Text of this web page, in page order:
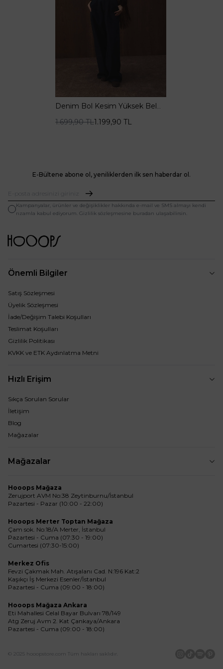
Denim Bol Kesim Yüksek Bel
1.699,90TL1.199,90 TL
E-Bültene abone ol, yeniliklerden ilk sen haberdar ol.
Kampanyalar, ürünler ve değişiklikler hakkında e-mail ve SMS almayı kendi
rızamla kabul ediyorum. Gizlilik sözleşmesine buradan ulaşabilirsin.
Önemli Bilgiler
Satış Sözleşmesi
Üyelik Sözleşmesi
İade/Değişim Talebi Koşulları
Teslimat Koşulları
Gizlilik Politikası
KVKK ve ETK Aydınlatma Metni
Hızlı Erişim
Sıkça Sorulan Sorular
İletişim
Blog
Mağazalar
Mağazalar
Hooops Mağaza
Zerujport AVM No:38 Zeytinburnu/İstanbul
Pazartesi - Pazar (10:00 - 22:00)
Hooops Merter Toptan Mağaza
Çam sok. No:18/A Merter, İstanbul
Pazartesi - Cuma (07:30 - 19:00)
Cumartesi (07:30-15:00)
Merkez Ofis
Fevzi Çakmak Mah. Atışalanı Cad. N:196 Kat:2
Kaşıkçı İş Merkezi Esenler/İstanbul
Pazartesi - Cuma (09:00 - 18:00)
Hooops Mağaza Ankara
Eti Mahallesi Celal Bayar Bulvarı 78/149
Atg Zeruj Avm 2. Kat Çankaya/Ankara
Pazartesi - Cuma (09:00 - 18:00)
© 2025 hooopstore.com Tüm hakları saklıdır.